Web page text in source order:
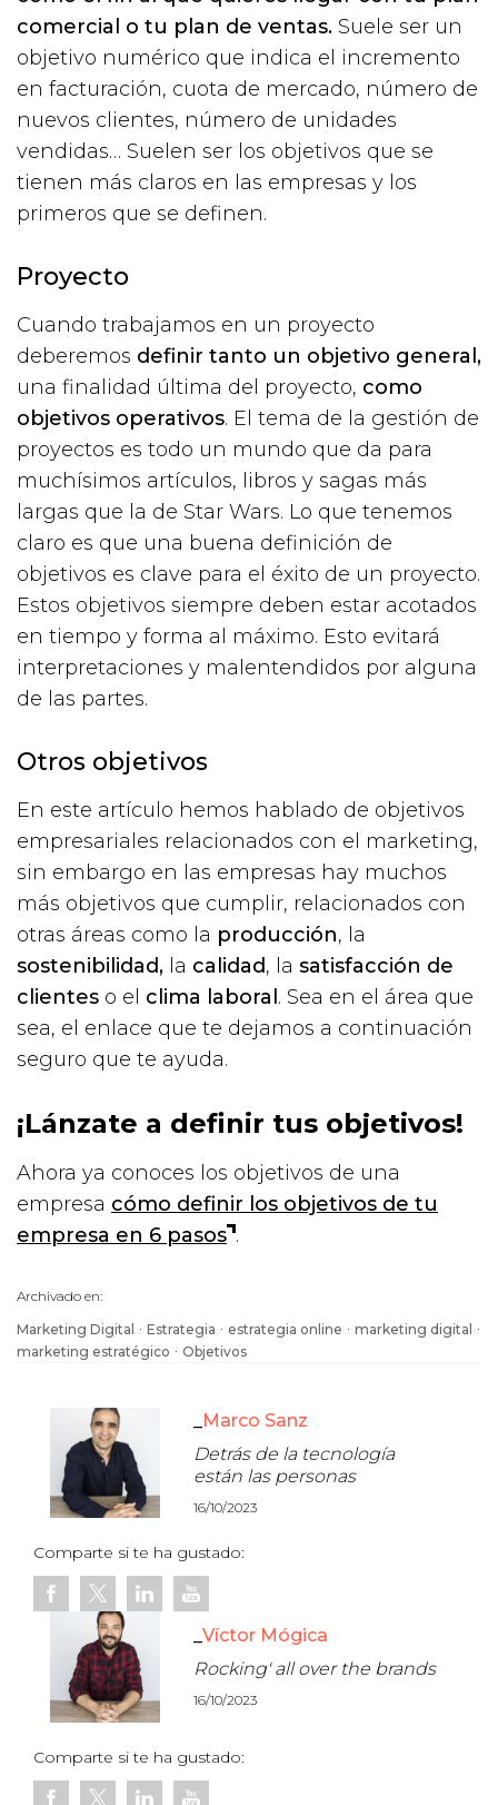
comercial o tu plan de ventas. Suele ser un
objetivo numérico que indica el incremento
en facturación, cuota de mercado, número de
nuevos clientes, número de unidades
vendidas… Suelen ser los objetivos que se
tienen más claros en las empresas y los
primeros que se definen.
Proyecto
Cuando trabajamos en un proyecto
deberemos definir tanto un objetivo general,
una finalidad última del proyecto, como
objetivos operativos. El tema de la gestión de
proyectos es todo un mundo que da para
muchísimos artículos, libros y sagas más
largas que la de Star Wars. Lo que tenemos
claro es que una buena definición de
objetivos es clave para el éxito de un proyecto.
Estos objetivos siempre deben estar acotados
en tiempo y forma al máximo. Esto evitará
interpretaciones y malentendidos por alguna
de las partes.
Otros objetivos
En este artículo hemos hablado de objetivos
empresariales relacionados con el marketing,
sin embargo en las empresas hay muchos
más objetivos que cumplir, relacionados con
otras áreas como la producción, la
sostenibilidad, la calidad, la satisfacción de
clientes o el clima laboral . Sea en el área que
sea, el enlace que te dejamos a continuación
seguro que te ayuda.
¡Lánzate a definir tus objetivos!
Ahora ya conoces los objetivos de una
empresa cómo definir los objetivos de tu
empresa en 6 pasos .
Archivado en:
Marketing Digital · Estrategia · estrategia online · marketing digital ·
marketing estratégico · Objetivos
Marco Sanz
Detrás de la tecnología
están las personas
16/10/2023
Comparte si te ha gustado:
Víctor Mógica
Rocking' all over the brands
16/10/2023
Comparte si te ha gustado: